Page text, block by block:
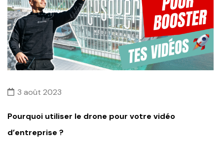
3 août 2023
Pourquoi utiliser le drone pour votre vidéo
d’entreprise ?